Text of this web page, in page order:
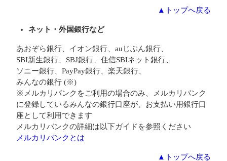
▲トップへ戻る
ネット・外国銀行など
あおぞら銀行、イオン銀行、auじぶん銀行、
SBI新生銀行、SBJ銀行、住信SBIネット銀行、
ソニー銀行、PayPay銀行、楽天銀行、
みんなの銀行 (※)
※メルカリバンクをご利用の場合のみ、メルカリバンク
に登録しているみんなの銀行口座が、お支払い用銀行口
座として利用できます
メルカリバンクの詳細は以下ガイドを参照ください
メルカリバンクとは
▲トップへ戻る